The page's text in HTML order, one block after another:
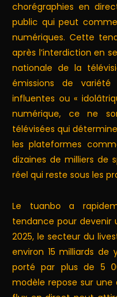
chorégraphies en
public qui peut
numériques. Cette
après l’interdiction en
nationale de la
émissions de
influentes ou «
numérique, ce ne
télévisées qui
les plateformes
dizaines de milliers de
réel qui reste sous les
Le tuanbo a
tendance pour devenir
2025, le secteur du
environ 15 milliards de
porté par plus de 5
modèle repose sur